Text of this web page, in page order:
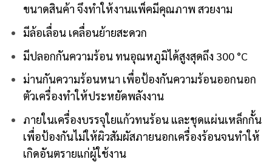
ขนาดสินค้า จึงทำให้งานแพ็คมีคุณภาพ สวยงาม
มีล้อเลื่อน เคลื่อนย้ายสะดวก
มีปลอกกันความร้อน ทนอุณหภูมิได้สูงสุดถึง 300 °C
ม่านกันความร้อนหนา เพื่อป้องกันความร้อนออกนอก
ตัวเครื่องทำให้ประหยัดพลังงาน
ภายในเครื่องบรรจุใยแก้วทนร้อน และชุดแผ่นเหล็กกั้น
เพื่อป้องกันไม่ให้ผิวสัมผัสภายนอกเครื่องร้อนจนทำให้
เกิดอันตรายแก่ผู้ใช้งาน